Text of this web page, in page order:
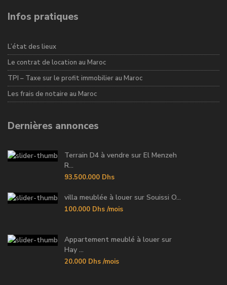
Infos pratiques
L’état des lieux
Le contrat de location au Maroc
TPI – Taxe sur le profit immobilier au Maroc
Les frais de notaire au Maroc
Dernières annonces
Terrain D4 à vendre sur El Menzeh
R...
93.500.000 Dhs
villa meublée à louer sur Souissi O...
100.000 Dhs /mois
Appartement meublé à louer sur
Hay ...
20.000 Dhs /mois